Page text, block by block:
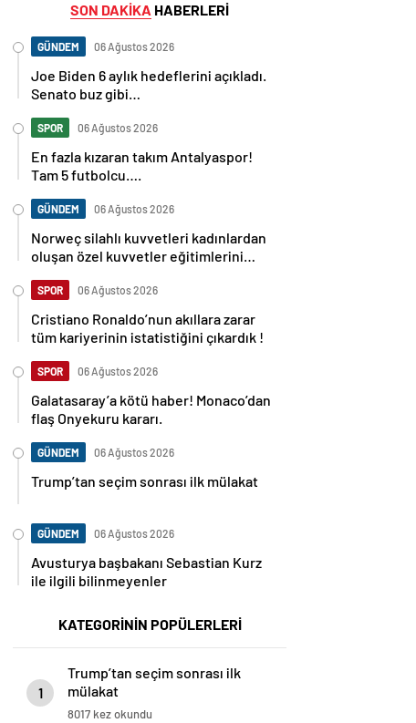
SON DAKİKA HABERLERİ
GÜNDEM 06 Ağustos 2026
Joe Biden 6 aylık hedeflerini açıkladı.
Senato buz gibi…
SPOR 06 Ağustos 2026
En fazla kızaran takım Antalyaspor!
Tam 5 futbolcu….
GÜNDEM 06 Ağustos 2026
Norweç silahlı kuvvetleri kadınlardan
oluşan özel kuvvetler eğitimlerini
SPOR 06 Ağustos 2026
Cristiano Ronaldo’nun akıllara zarar
tüm kariyerinin istatistiğini çıkardık !
SPOR 06 Ağustos 2026
Galatasaray’a kötü haber! Monaco’dan
flaş Onyekuru kararı.
GÜNDEM 06 Ağustos 2026
Trump’tan seçim sonrası ilk mülakat
GÜNDEM 06 Ağustos 2026
Avusturya başbakanı Sebastian Kurz
ile ilgili bilinmeyenler
KATEGORİNİN POPÜLERLERİ
1
Trump’tan seçim sonrası ilk
mülakat
8017 kez okundu